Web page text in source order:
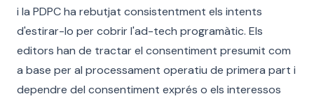
i la PDPC ha rebutjat consistentment els intents
d'estirar-lo per cobrir l'ad-tech programàtic. Els
editors han de tractar el consentiment presumit com
a base per al processament operatiu de primera part i
dependre del consentiment exprés o els interessos